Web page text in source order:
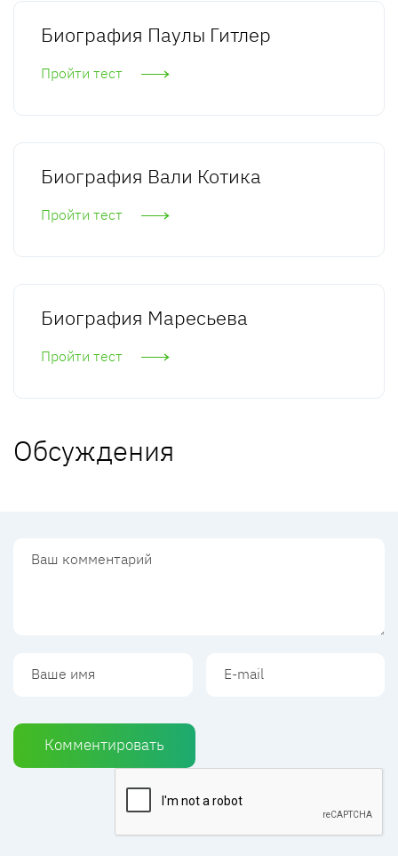
Биография Паулы Гитлер
Пройти тест
Биография Вали Котика
Пройти тест
Биография Маресьева
Пройти тест
Обсуждения
Комментировать